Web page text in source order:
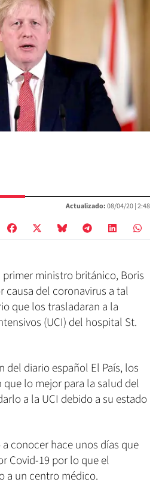
Actualizado:08/04/20 |2:48
ministro británico, Boris
causa del coronavirus a tal
que los trasladaran a la
(UCI) del hospital St.
del diario español El País, los
lo mejor para la salud del
a la UCI debido a su estado
conocer hace unos días que
Covid-19 por lo que el
a un centro médico.